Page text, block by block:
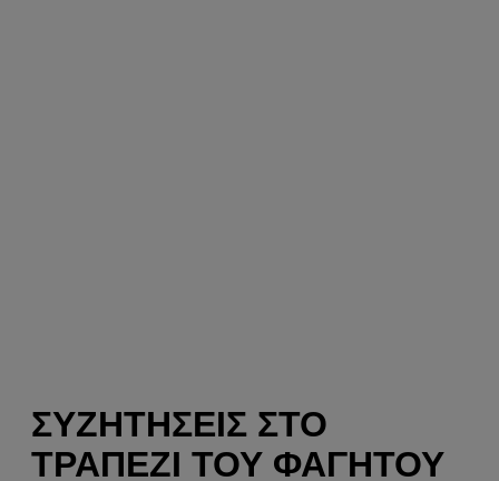
ΣΥΖΗΤΉΣΕΙΣ ΣΤΟ
ΤΡΑΠΈΖΙ ΤΟΥ ΦΑΓΗΤΟΎ